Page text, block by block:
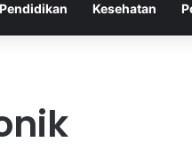
Pendidikan Kesehatan